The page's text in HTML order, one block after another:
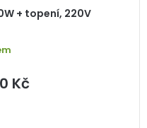
+ topení, 220V
Kč